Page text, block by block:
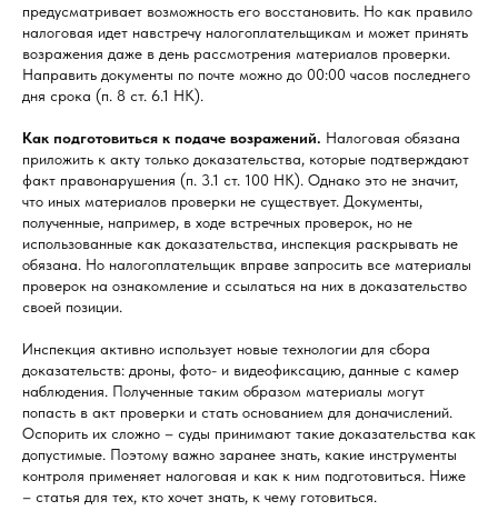
предусматривает возможность его восстановить. Но как правило
налоговая идет навстречу налогоплательщикам и может принять
возражения даже в день рассмотрения материалов проверки.
Направить документы по почте можно до 00:00 часов последнего
дня срока (п. 8 ст. 6.1 НК).
Как подготовиться к подаче возражений. Налоговая обязана
приложить к акту только доказательства, которые подтверждают
факт правонарушения (п. 3.1 ст. 100 НК). Однако это не значит,
что иных материалов проверки не существует. Документы,
полученные, например, в ходе встречных проверок, но не
использованные как доказательства, инспекция раскрывать не
обязана. Но налогоплательщик вправе запросить все материалы
проверок на ознакомление и ссылаться на них в доказательство
своей позиции.
Инспекция активно использует новые технологии для сбора
доказательств: дроны, фото- и видеофиксацию, данные с камер
наблюдения. Полученные таким образом материалы могут
попасть в акт проверки и стать основанием для доначислений.
Оспорить их сложно – суды принимают такие доказательства как
допустимые. Поэтому важно заранее знать, какие инструменты
контроля применяет налоговая и как к ним подготовиться. Ниже
– статья для тех, кто хочет знать, к чему готовиться.